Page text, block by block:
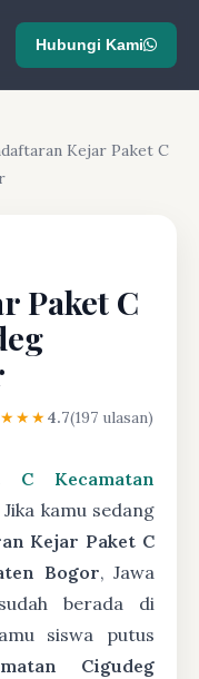
Hubungi Kami
Kejar Paket C
Paket C
4.7(197 ulasan)
C Kecamatan
kamu sedang
Kejar Paket C
Bogor, Jawa
berada di
siswa putus
Cigudeg